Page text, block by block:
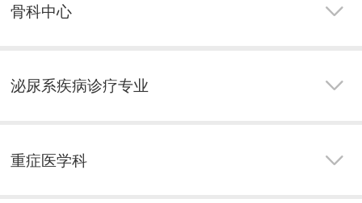
骨科中心
泌尿系疾病诊疗专业
重症医学科